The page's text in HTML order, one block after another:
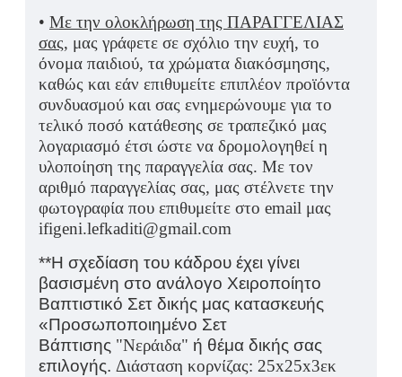
• Με την ολοκλήρωση της ΠΑΡΑΓΓΕΛΙΑΣ
σας, μας γράφετε σε σχόλιο την ευχή, το
όνομα παιδιού, τα χρώματα διακόσμησης,
καθώς και εάν επιθυμείτε επιπλέον προϊόντα
συνδυασμού και σας ενημερώνουμε για το
τελικό ποσό κατάθεσης σε τραπεζικό μας
λογαριασμό έτσι ώστε να δρομολογηθεί η
υλοποίηση της παραγγελία σας. Με τον
αριθμό παραγγελίας σας, μας στέλνετε την
φωτογραφία που επιθυμείτε στο email μας
ifigeni.lefkaditi@gmail.com
**Η σχεδίαση του κάδρου έχει γίνει
βασισμένη στο ανάλογο Χειροποίητο
Βαπτιστικό Σετ δικής μας κατασκευής
«Προσωποποιημένο Σετ
Βάπτισης "Νεράιδα" ή θέμα δικής σας
επιλογής. Διάσταση κορνίζας: 25x25x3εκ